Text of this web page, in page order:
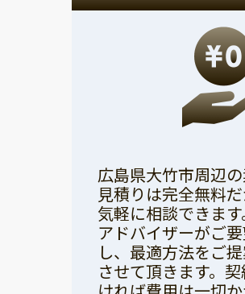
広島県大竹市周辺
見積りは完全無料
気軽に相談できま
アドバイザーがご
し、最適方法をご
させて頂きます。